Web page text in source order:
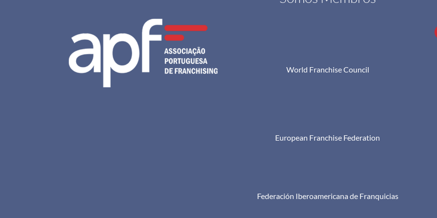
World Franchise Council
European Franchise Federation
Federación Iberoamericana de Franquicias